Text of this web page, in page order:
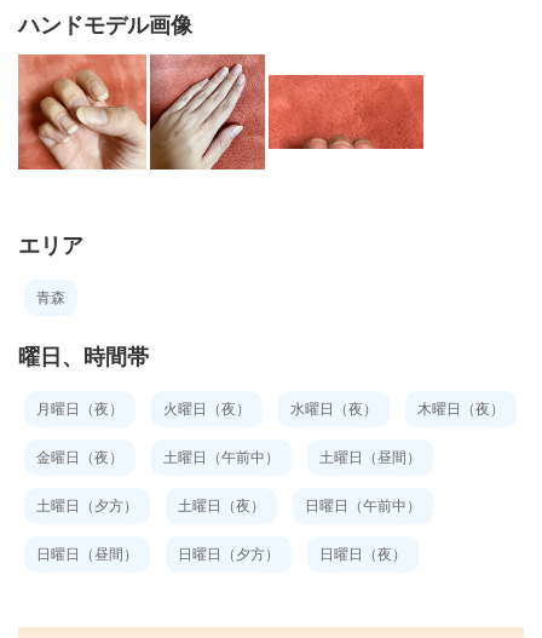
ハンドモデル画像
エリア
青森
曜日、時間帯
月曜日（夜） 火曜日（夜） 水曜日（夜） 木曜日（夜）
金曜日（夜） 土曜日（午前中） 土曜日（昼間）
土曜日（夕方） 土曜日（夜） 日曜日（午前中）
日曜日（昼間） 日曜日（夕方） 日曜日（夜）